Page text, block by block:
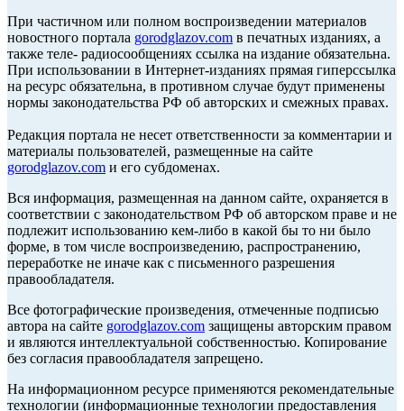
При частичном или полном воспроизведении материалов
новостного портала gorodglazov.com в печатных изданиях, а
также теле- радиосообщениях ссылка на издание обязательна.
При использовании в Интернет-изданиях прямая гиперссылка
на ресурс обязательна, в противном случае будут применены
нормы законодательства РФ об авторских и смежных правах.
Редакция портала не несет ответственности за комментарии и
материалы пользователей, размещенные на сайте
gorodglazov.com и его субдоменах.
Вся информация, размещенная на данном сайте, охраняется в
соответствии с законодательством РФ об авторском праве и не
подлежит использованию кем-либо в какой бы то ни было
форме, в том числе воспроизведению, распространению,
переработке не иначе как с письменного разрешения
правообладателя.
Все фотографические произведения, отмеченные подписью
автора на сайте gorodglazov.com защищены авторским правом
и являются интеллектуальной собственностью. Копирование
без согласия правообладателя запрещено.
На информационном ресурсе применяются рекомендательные
технологии (информационные технологии предоставления